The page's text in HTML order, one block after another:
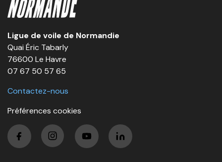
Ligue de voile de Normandie
Quai Éric Tabarly
76600 Le Havre
07 67 50 57 65
Contactez-nous
Préférences cookies